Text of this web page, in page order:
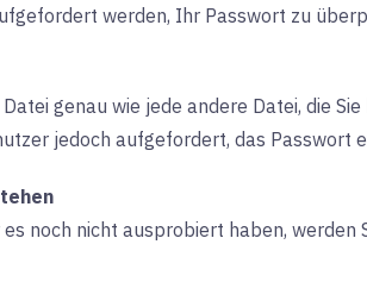
werden, Ihr Passwort zu
genau wie jede andere Datei, die
jedoch aufgefordert, das Passwort
noch nicht ausprobiert haben,